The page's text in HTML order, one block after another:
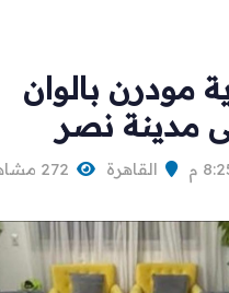
مودرن بالوان
مدينة نصر
القاهرة
272 مشاهدة